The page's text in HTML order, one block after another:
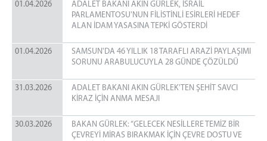
01.04.2026
ADALET BAKANI AKIN GÜRLEK, İSRAİL
PARLAMENTOSU'NUN FİLİSTİNLİ ESİRLERİ HEDEF
ALAN İDAM YASASINA TEPKİ GÖSTERDİ
01.04.2026
SAMSUN'DA 46 YILLIK 18 TARAFLI ARAZİ PAYLAŞIMI
SORUNU ARABULUCUYLA 28 GÜNDE ÇÖZÜLDÜ
31.03.2026
ADALET BAKANI AKIN GÜRLEK'TEN ŞEHİT SAVCI
KİRAZ İÇİN ANMA MESAJI
30.03.2026
BAKAN GÜRLEK: “GELECEK NESİLLERE TEMİZ BİR
ÇEVREYİ MİRAS BIRAKMAK İÇİN ÇEVRE DOSTU VE